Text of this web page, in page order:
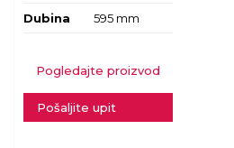
Dubina 595 mm
Pogledajte proizvod
Pošaljite upit